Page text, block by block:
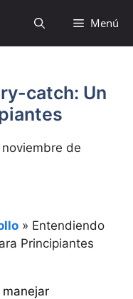
Menú
catch: Un
de
» Entendiendo
Principiantes